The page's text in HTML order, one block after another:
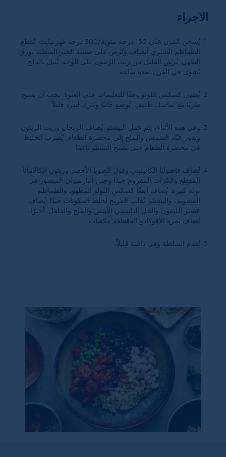
الاجراء
يُسخن الفرن على 150 درجة مئوية/300 درجة فهرنهايت. تُقطع
الطماطم الشيري أنصاف وتُرص على صينية الخبز المبطنة بورق
الطهي. يُرش القليل من زيت الزيتون على الوجه. تُتبل بالملح.
تُشوى في الفرن لمدة ساعة.
يُطهى كسكس اللؤلؤ وفقًا للتعليمات على العبوة. يجب أن يصبح
طريًا مع تماسك طفيف. يُوضع جانبًا ويُترك ليبرد قليلاً.
وفي هذه الأثناء، يتم عمل البيستو. يُضاف الريحان وزيت الزيتون
وبذور عبّاد الشمس والملح إلى محضرة الطعام. يُضرب الخليط
في محضرة الطعام حتى يصبح البيستو ناعمًا.
تُضاف فاصوليا الكانيليني وفول الصويا الأخضر وزيتون الكالاماتا
المقطع والكراث المفروم جيدًا وجبن البارميزان المبشور في
بولة كبيرة. يُضاف أيضًا كسكس اللؤلؤ المطهو، والطماطم
المشوية، والبيستو. يُقلب المزيج لخلط المكونات جيدًا. يُضاف
عصير الليمون والخل البلسمي الأبيض والملح والفلفل. أخيرًا،
تُضاف ثمرة الأفوكادو المقطعة مكعبات.
تُقدم السلطة وهي دافئة قليلاً.